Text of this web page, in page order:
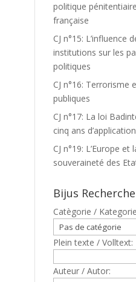
politique pénitentiaire
française
CJ n°15: L’influence
institutions sur les
politiques
CJ n°16: Terrorisme
publiques
CJ n°17: La loi
cinq ans d’application
CJ n°19: L’Europe et
souveraineté des
Bijus Recherche
Catègorie /
Plein texte / Volltext:
Auteur / Autor: